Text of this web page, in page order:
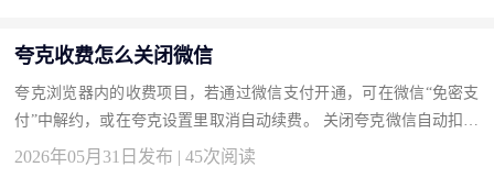
夸克收费怎么关闭微信
夸克浏览器内的收费项目，若通过微信支付开通，可在微信“免密支
付”中解约，或在夸克设置里取消自动续费。 关闭夸克微信自动扣费
的方法 打开微信“我-服务-钱包-支付设置-免密支付”，找到夸克相...
2026年05月31日发布 | 45次阅读